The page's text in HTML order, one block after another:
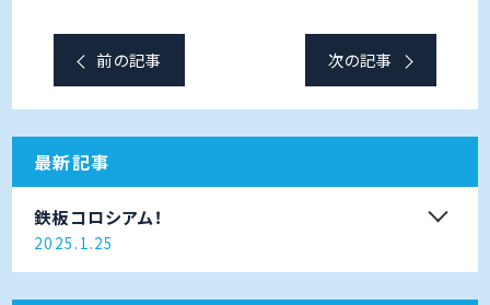
前の記事 次の記事
最新記事
鉄板コロシアム！
2025.1.25